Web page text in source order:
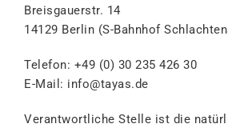
Breisgauerstr. 14
14129 Berlin (S-Bahnhof
Telefon: +49 (0) 30 235 426 30
E-Mail: info@tayas.de
Verantwortliche Stelle ist die